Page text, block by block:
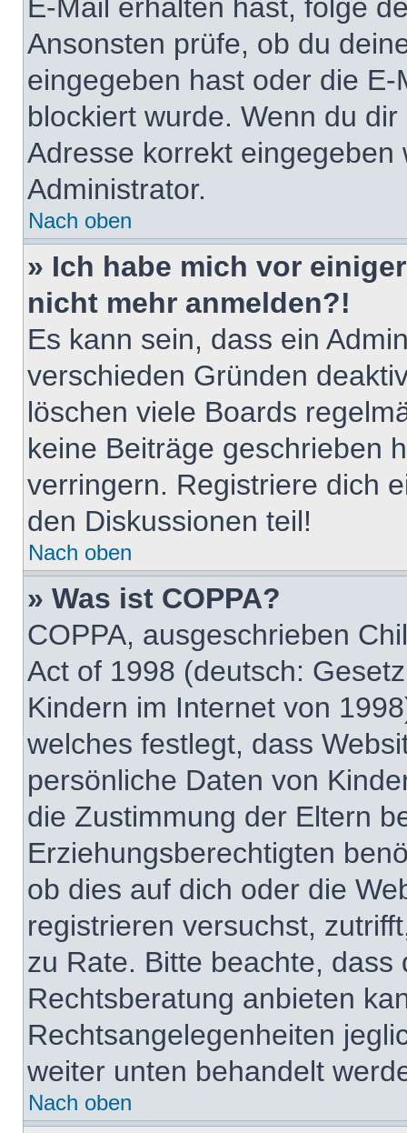
E-Mail erhalten hast, folge
Ansonsten prüfe, ob du
eingegeben hast oder die
blockiert wurde. Wenn du
Adresse korrekt
Administrator.
Nach oben
» Ich habe mich vor
nicht mehr anmelden?!
Es kann sein, dass ein
verschieden Gründen
löschen viele Boards
keine Beiträge geschrieben
verringern. Registriere dich
den Diskussionen teil!
Nach oben
» Was ist COPPA?
COPPA, ausgeschrieben
Act of 1998 (deutsch:
Kindern im Internet von
welches festlegt, dass
persönliche Daten von
die Zustimmung der Eltern
Erziehungsberechtigten
ob dies auf dich oder die
registrieren versuchst,
zu Rate. Bitte beachte, dass
Rechtsberatung anbieten
Rechtsangelegenheiten
weiter unten behandelt
Nach oben